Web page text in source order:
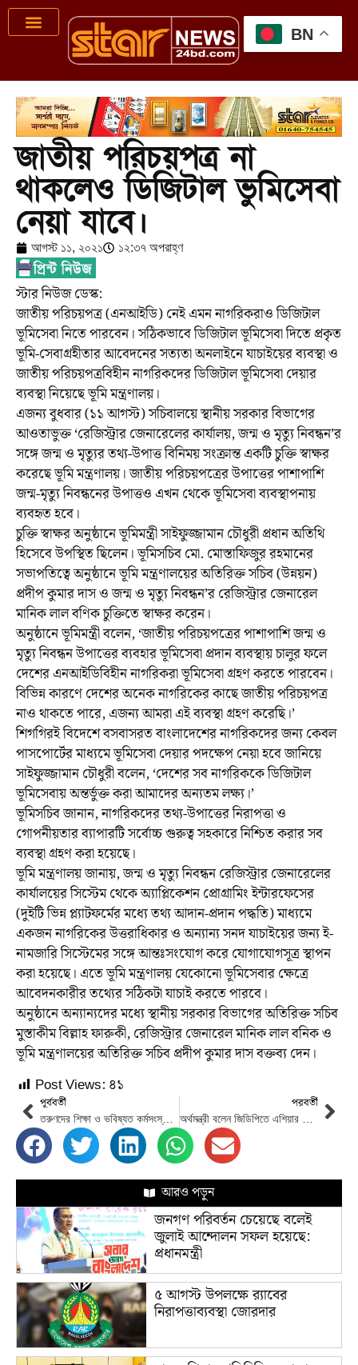
জাতীয় পরিচয়পত্র না
থাকলেও ডিজিটাল ভুমিসেবা
নেয়া যাবে।
আগস্ট ১১, ২০২১ ১২:৩৭ অপরাহ্ণ
স্টার নিউজ ডেস্ক:
জাতীয় পরিচয়পত্র (এনআইডি) নেই এমন নাগরিকরাও ডিজিটাল
ভূমিসেবা নিতে পারবেন। সঠিকভাবে ডিজিটাল ভূমিসেবা দিতে প্রকৃত
ভূমি-সেবাগ্রহীতার আবেদনের সত্যতা অনলাইনে যাচাইয়ের ব্যবস্থা ও
জাতীয় পরিচয়পত্রবিহীন নাগরিকদের ডিজিটাল ভূমিসেবা দেয়ার
ব্যবস্থা নিয়েছে ভূমি মন্ত্রণালয়।
এজন্য বুধবার (১১ আগস্ট) সচিবালয়ে স্থানীয় সরকার বিভাগের
আওতাভুক্ত ‘রেজিস্ট্রার জেনারেলের কার্যালয়, জন্ম ও মৃত্যু নিবন্ধন’র
সঙ্গে জন্ম ও মৃত্যুর তথ্য-উপাত্ত বিনিময় সংক্রান্ত একটি চুক্তি স্বাক্ষর
করেছে ভূমি মন্ত্রণালয়। জাতীয় পরিচয়পত্রের উপাত্তের পাশাপাশি
জন্ম-মৃত্যু নিবন্ধনের উপাত্তও এখন থেকে ভূমিসেবা ব্যবস্থাপনায়
ব্যবহৃত হবে।
চুক্তি স্বাক্ষর অনুষ্ঠানে ভূমিমন্ত্রী সাইফুজ্জামান চৌধুরী প্রধান অতিথি
হিসেবে উপস্থিত ছিলেন। ভূমিসচিব মো. মোস্তাফিজুর রহমানের
সভাপতিত্বে অনুষ্ঠানে ভূমি মন্ত্রণালয়ের অতিরিক্ত সচিব (উন্নয়ন)
প্রদীপ কুমার দাস ও জন্ম ও মৃত্যু নিবন্ধন’র রেজিস্ট্রার জেনারেল
মানিক লাল বণিক চুক্তিতে স্বাক্ষর করেন।
অনুষ্ঠানে ভূমিমন্ত্রী বলেন, ‘জাতীয় পরিচয়পত্রের পাশাপাশি জন্ম ও
মৃত্যু নিবন্ধন উপাত্তের ব্যবহার ভূমিসেবা প্রদান ব্যবস্থায় চালুর ফলে
দেশের এনআইডিবিহীন নাগরিকরা ভূমিসেবা গ্রহণ করতে পারবেন।
বিভিন্ন কারণে দেশের অনেক নাগরিকের কাছে জাতীয় পরিচয়পত্র
নাও থাকতে পারে, এজন্য আমরা এই ব্যবস্থা গ্রহণ করেছি।’
শিগগিরই বিদেশে বসবাসরত বাংলাদেশের নাগরিকদের জন্য কেবল
পাসপোর্টের মাধ্যমে ভূমিসেবা দেয়ার পদক্ষেপ নেয়া হবে জানিয়ে
সাইফুজ্জামান চৌধুরী বলেন, ‘দেশের সব নাগরিককে ডিজিটাল
ভূমিসেবায় অন্তর্ভুক্ত করা আমাদের অন্যতম লক্ষ্য।’
ভূমিসচিব জানান, নাগরিকদের তথ্য-উপাত্তের নিরাপত্তা ও
গোপনীয়তার ব্যাপারটি সর্বোচ্চ গুরুত্ব সহকারে নিশ্চিত করার সব
ব্যবস্থা গ্রহণ করা হয়েছে।
ভূমি মন্ত্রণালয় জানায়, জন্ম ও মৃত্যু নিবন্ধন রেজিস্ট্রার জেনারেলের
কার্যালয়ের সিস্টেম থেকে অ্যাপ্লিকেশন প্রোগ্রামিং ইন্টারফেসের
(দুইটি ভিন্ন প্ল্যাটফর্মের মধ্যে তথ্য আদান-প্রদান পদ্ধতি) মাধ্যমে
একজন নাগরিকের উত্তরাধিকার ও অন্যান্য সনদ যাচাইয়ের জন্য ই-
নামজারি সিস্টেমের সঙ্গে আন্তঃসংযোগ করে যোগাযোগসূত্র স্থাপন
করা হয়েছে। এতে ভূমি মন্ত্রণালয় যেকোনো ভূমিসেবার ক্ষেত্রে
আবেদনকারীর তথ্যের সঠিকটা যাচাই করতে পারবে।
অনুষ্ঠানে অন্যান্যদের মধ্যে স্থানীয় সরকার বিভাগের অতিরিক্ত সচিব
মুস্তাকীম বিল্লাহ ফারুকী, রেজিস্ট্রার জেনারেল মানিক লাল বনিক ও
ভূমি মন্ত্রণালয়ের অতিরিক্ত সচিব প্রদীপ কুমার দাস বক্তব্য দেন।
Post Views: ৪১
পূর্ববর্তী
তরুণদের শিক্ষা ও ভবিষ্যত কর্মসংস্থান নিশ্চিতে টিআইবির ৯ সুপারিশ
পরবর্তী
অর্থমন্ত্রী বলেন জিডিপিতে এশিয়ার সব দেশের উপরে বাংলাদেশ।
আরও পড়ুন
জনগণ পরিবর্তন চেয়েছে বলেই
জুলাই আন্দোলন সফল হয়েছে:
প্রধানমন্ত্রী
৫ আগস্ট উপলক্ষে র‌্যাবের
নিরাপত্তাব্যবস্থা জোরদার
BN